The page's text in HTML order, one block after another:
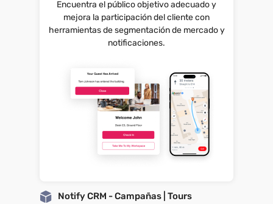
Encuentra el público objetivo adecuado y
mejora la participación del cliente con
herramientas de segmentación de mercado y
notificaciones.
Notify CRM - Campañas | Tours